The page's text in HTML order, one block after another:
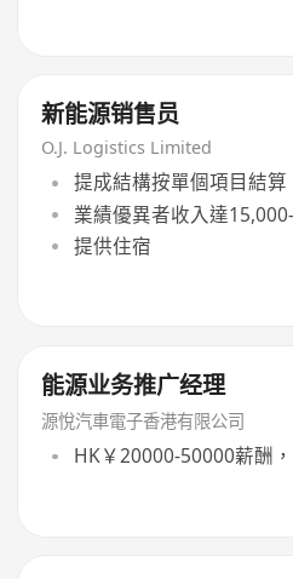
新能源销售员
O.J. Logistics Limited
提成結構按單個項目結算
業績優異者收入達
提供住宿
能源业务推广经理
源悅汽車電子香港有限公司
HK￥20000-50000薪酬